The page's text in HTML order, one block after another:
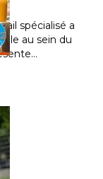
spécialisé a
au sein du